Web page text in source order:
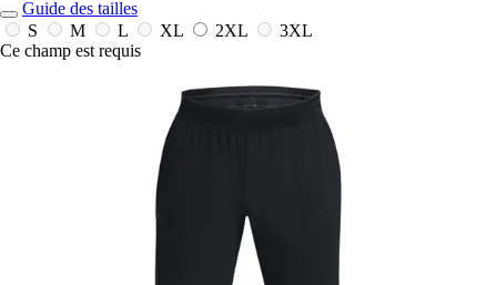
Guide des tailles
S
M L XL 2XL
3XL
Ce champ est requis